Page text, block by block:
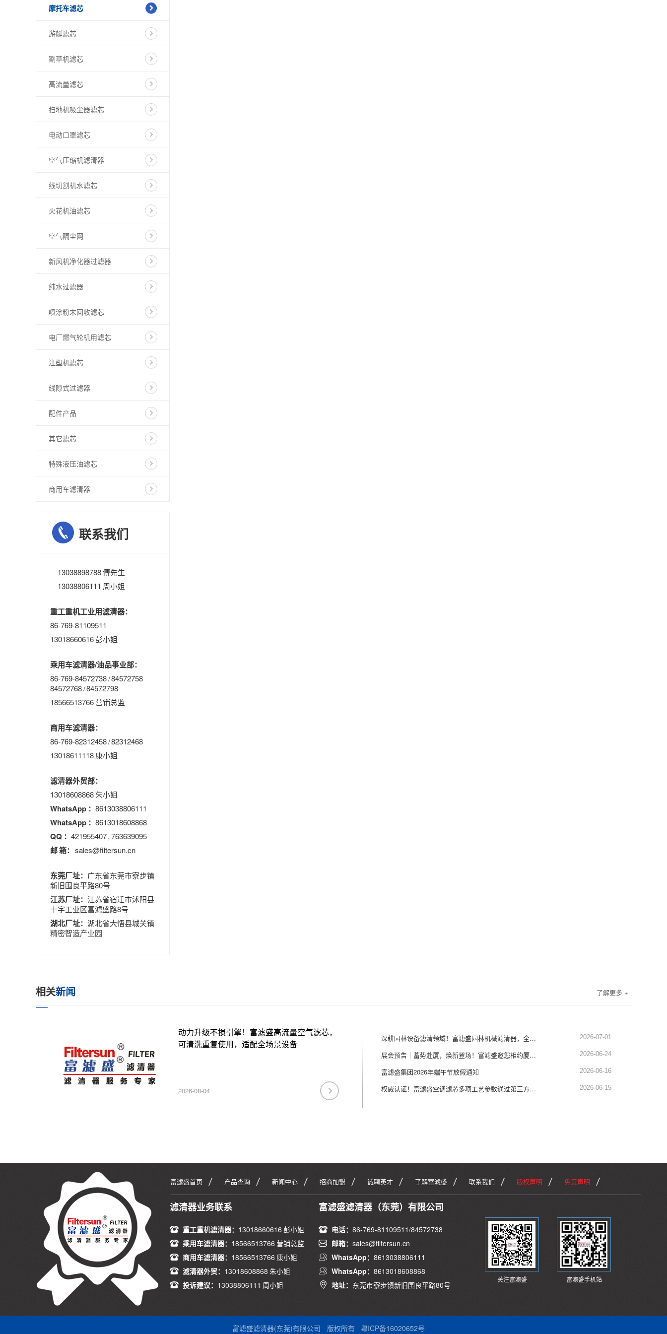
摩托车滤芯
游艇滤芯
割草机滤芯
高流量滤芯
扫地机吸尘器滤芯
电动口罩滤芯
空气压缩机滤清器
线切割机水滤芯
火花机油滤芯
空气隔尘网
新风机净化器过滤器
纯水过滤器
喷涂粉末回收滤芯
电厂燃气轮机用滤芯
注塑机滤芯
线隙式过滤器
配件产品
其它滤芯
特殊液压油滤芯
商用车滤清器
联系我们
13038898788 傅先生
13038806111 周小姐
重工重机工业用滤清器：
86-769-81109511
13018660616 彭小姐
乘用车滤清器/油品事业部：
86-769-84572738 / 84572758
84572768 / 84572798
18566513766 营销总监
商用车滤清器：
86-769-82312458 / 82312468
13018611118 康小姐
滤清器外贸部：
13018608868 朱小姐
WhatsApp ： 8613038806111
WhatsApp ： 8613018608868
QQ ： 421955407 , 763639095
邮 箱： sales@filtersun.cn
东莞厂址： 广东省东莞市寮步镇
新旧围良平路80号
江苏厂址： 江苏省宿迁市沭阳县
十字工业区富滤盛路8号
湖北厂址： 湖北省大悟县城关镇
精密智造产业园
相关新闻 了解更多 +
动力升级不损引擎！富滤盛高流量空气滤芯，
可清洗重复使用，适配全场景设备
2026-08-04
深耕园林设备滤清领域！富滤盛园林机械滤清器，全品类适配，品质硬核靠谱 2026-07-01
展会预告｜蓄势赴厦，焕新登场！富滤盛邀您相约厦门工程机械展1451-1452展位 2026-06-24
富滤盛集团2026年端午节放假通知 2026-06-16
权威认证！富滤盛空调滤芯多项工艺参数通过第三方严苛检测，品质再获硬核背书 2026-06-15
富滤盛首页 产品查询 新闻中心 招商加盟 诚聘英才 了解富滤盛 联系我们 版权声明 免责声明
滤清器业务联系
重工重机滤清器： 13018660616 彭小姐
乘用车滤清器： 18566513766 营销总监
商用车滤清器： 18566513766 康小姐
滤清器外贸： 13018608868 朱小姐
投诉建议： 13038806111 周小姐
富滤盛滤清器（东莞）有限公司
电话： 86-769-81109511/84572738
邮箱： sales@filtersun.cn
WhatsApp： 8613038806111
WhatsApp： 8613018608868
地址： 东莞市寮步镇新旧围良平路80号
关注富滤盛 富滤盛手机站
富滤盛滤清器(东莞)有限公司 版权所有 粤ICP备16020652号